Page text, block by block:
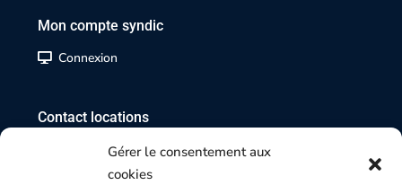
Gérer le consentement aux
cookies
Mon compte syndic
Connexion
Contact locations
02 35 07 17 17